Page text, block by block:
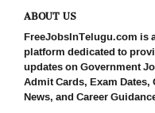
ABOUT US
FreeJobsInTelugu.com is
platform dedicated to
updates on Government
Admit Cards, Exam
News, and Career